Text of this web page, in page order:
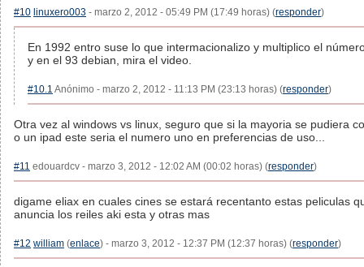
#10 linuxero003 - marzo 2, 2012 - 05:49 PM (17:49 horas) (responder)
En 1992 entro suse lo que intermacionalizo y multiplico el
y en el 93 debian, mira el video.
#10.1 Anónimo - marzo 2, 2012 - 11:13 PM (23:13 horas) (responder)
Otra vez al windows vs linux, seguro que si la mayoria se pudiera
o un ipad este seria el numero uno en preferencias de uso...
#11 edouardcv - marzo 3, 2012 - 12:02 AM (00:02 horas) (responder)
digame eliax en cuales cines se estará recentanto estas peliculas
anuncia los reiles aki esta y otras mas
#12 william (enlace) - marzo 3, 2012 - 12:37 PM (12:37 horas) (responder)